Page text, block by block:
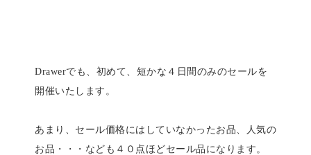
Drawerでも、初めて、短かな４日間のみのセールを
開催いたします。
あまり、セール価格にはしていなかったお品、人気の
お品・・・なども４０点ほどセール品になります。